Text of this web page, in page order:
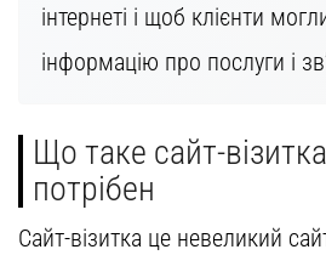
інтернеті і щоб клієнти
інформацію про послуги і
Що таке сайт-
потрібен
Сайт-візитка це невеликий